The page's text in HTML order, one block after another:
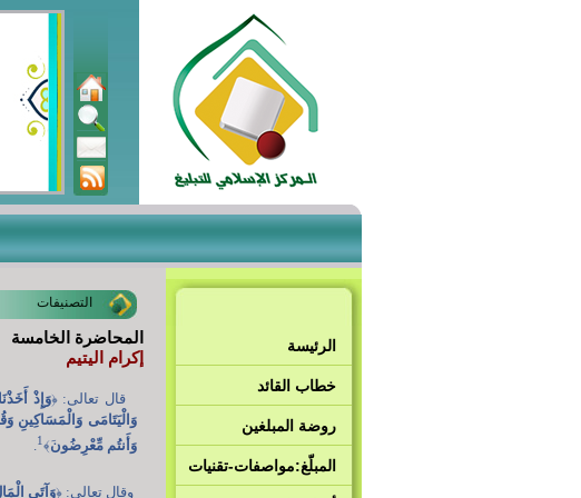
الرئيسة
خطاب القائد
روضة المبلغين
المبلّغ:مواصفات-تقنيات
التصنيفات
المحاضرة الخامسة
إكرام اليتيم
قال تعالى:﴿وَإِذْ
وَالْيَتَامَى وَالْمَسَاكِينِ
وَأَنتُم مِّعْرِضُون﴾1
.
وقال تعالى: ﴿وَآتَى